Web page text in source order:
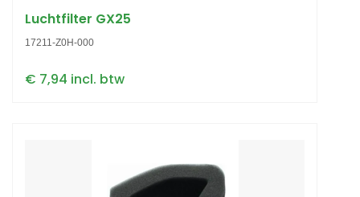
Luchtfilter GX25
17211-Z0H-000
€ 7,94 incl. btw